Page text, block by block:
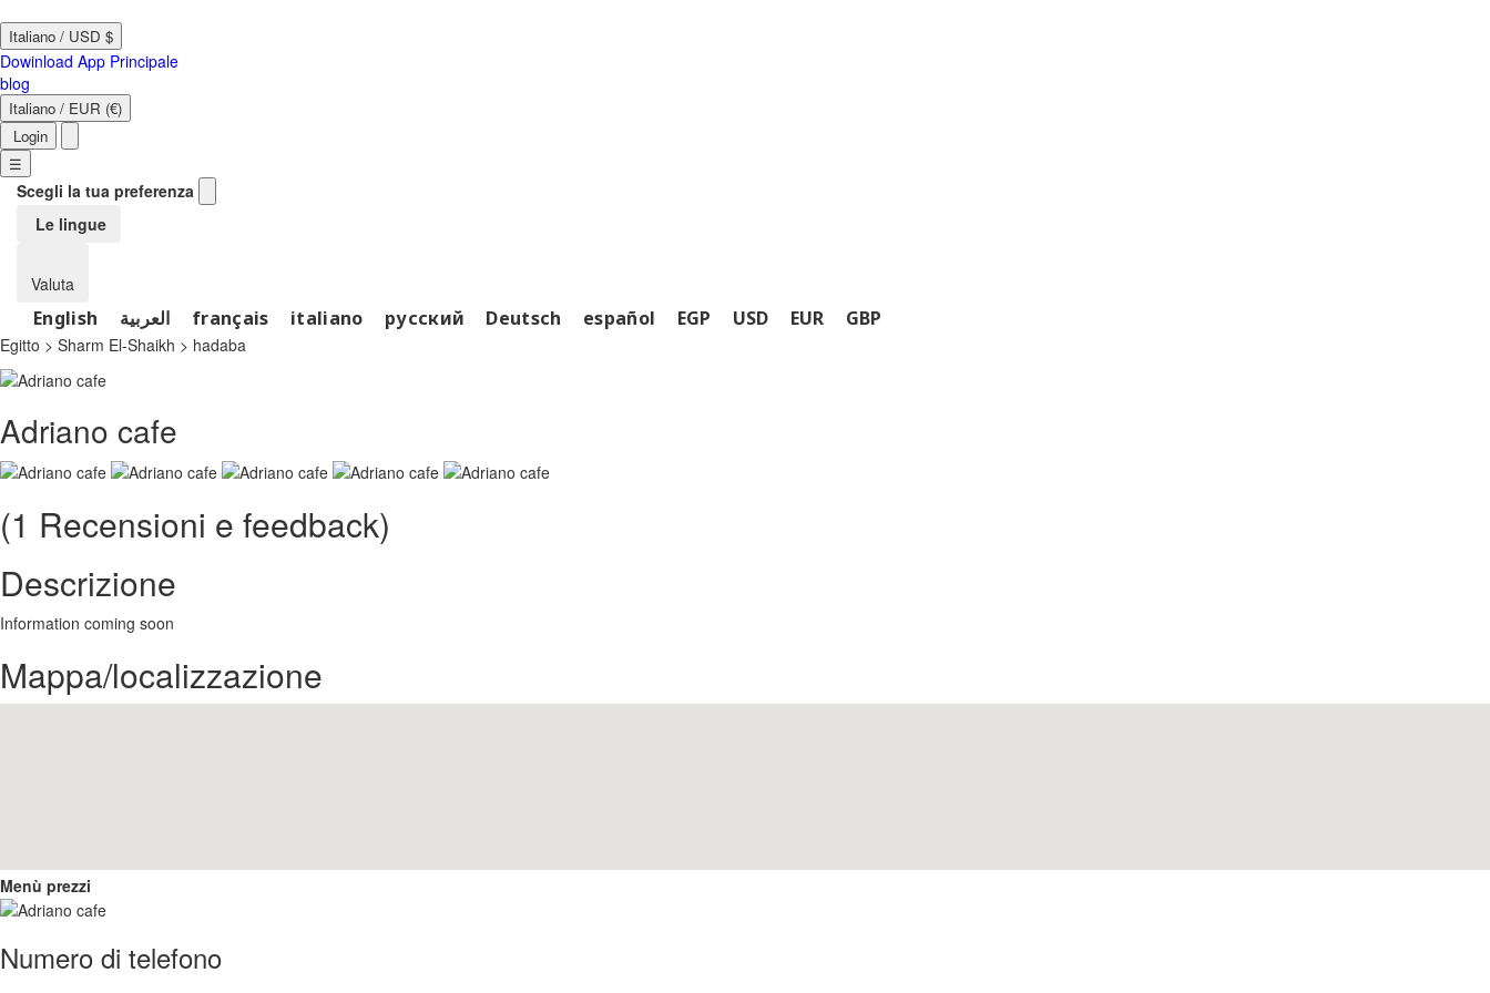
Italiano / USD $
Dowinload App Principale
blog
Italiano / EUR (€)
Login
☰
Scegli la tua preferenza
Le lingue
Valuta
English français italiano русский Deutsch español EGP USD EUR GBP
Egitto > Sharm El-Shaikh > hadaba
Adriano cafe
(1 Recensioni e feedback)
Descrizione
Information coming soon
Mappa/localizzazione
Menù prezzi
Numero di telefono